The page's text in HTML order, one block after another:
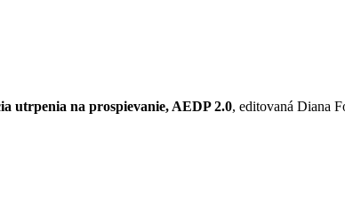
utrpenia na prospievanie, AEDP 2.0, editovaná Diana